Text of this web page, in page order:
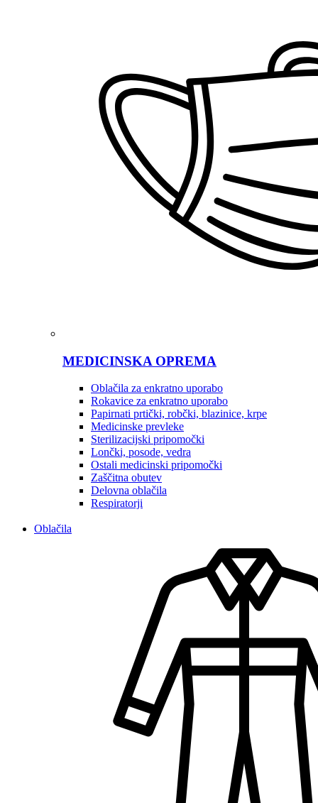
MEDICINSKA OPREMA
Oblačila za enkratno uporabo
Rokavice za enkratno uporabo
Papirnati prtički, robčki, blazinice, krpe
Medicinske prevleke
Sterilizacijski pripomočki
Lončki, posode, vedra
Ostali medicinski pripomočki
Zaščitna obutev
Delovna oblačila
Respiratorji
Oblačila